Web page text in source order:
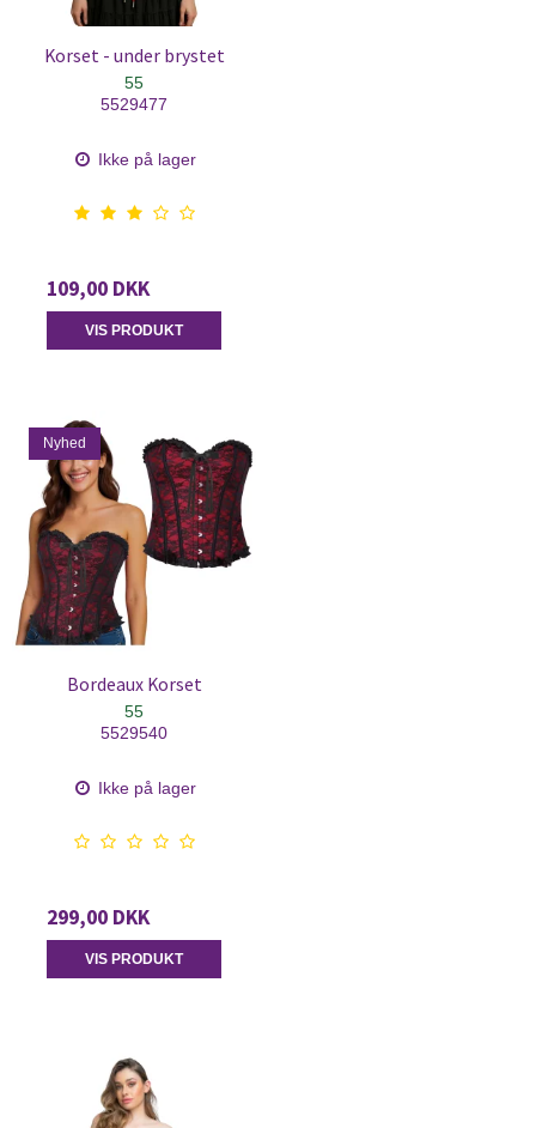
Korset - under brystet
55
5529477
Ikke på lager
109,00 DKK
VIS PRODUKT
Nyhed
Bordeaux Korset
55
5529540
Ikke på lager
299,00 DKK
VIS PRODUKT